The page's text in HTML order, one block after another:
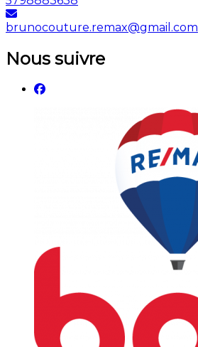
brunocouture.remax@gmail.com
Nous suivre